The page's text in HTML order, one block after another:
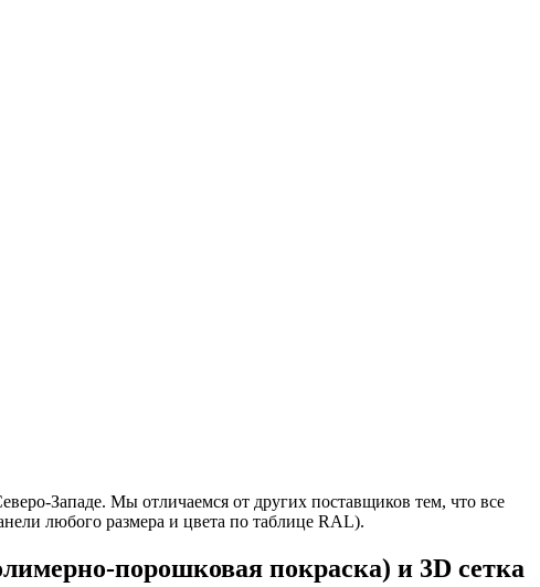
Западе. Мы отличаемся от других поставщиков тем, что все
любого размера и цвета по таблице RAL).
порошковая покраска) и 3D сетка